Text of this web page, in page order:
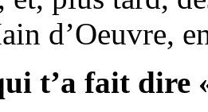
d’Oeuvre,
t’a fait dire